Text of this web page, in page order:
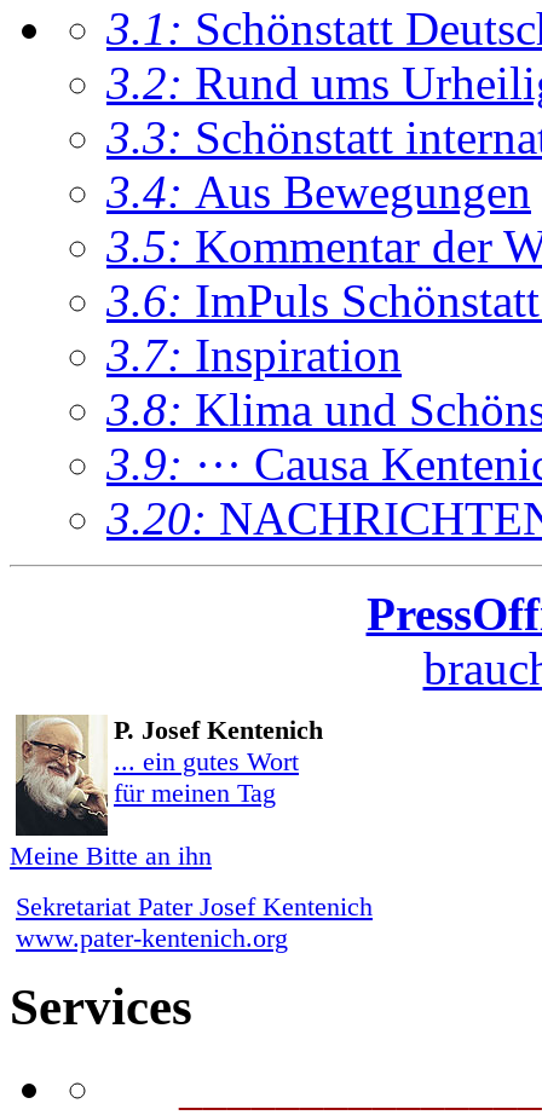
3.1: Schönstatt
3.2: Rund ums
3.3: Schönstatt
3.4: Aus Bewegungen
3.5: Kommentar der
3.6: ImPuls
3.7: Inspiration
3.8: Klima und
3.9: ··· Causa
3.20:
P. Josef Kentenich
... ein gutes Wort
für meinen Tag
Meine Bitte an ihn
Sekretariat Pater Josef Kentenich
www.pater-kentenich.org
Services